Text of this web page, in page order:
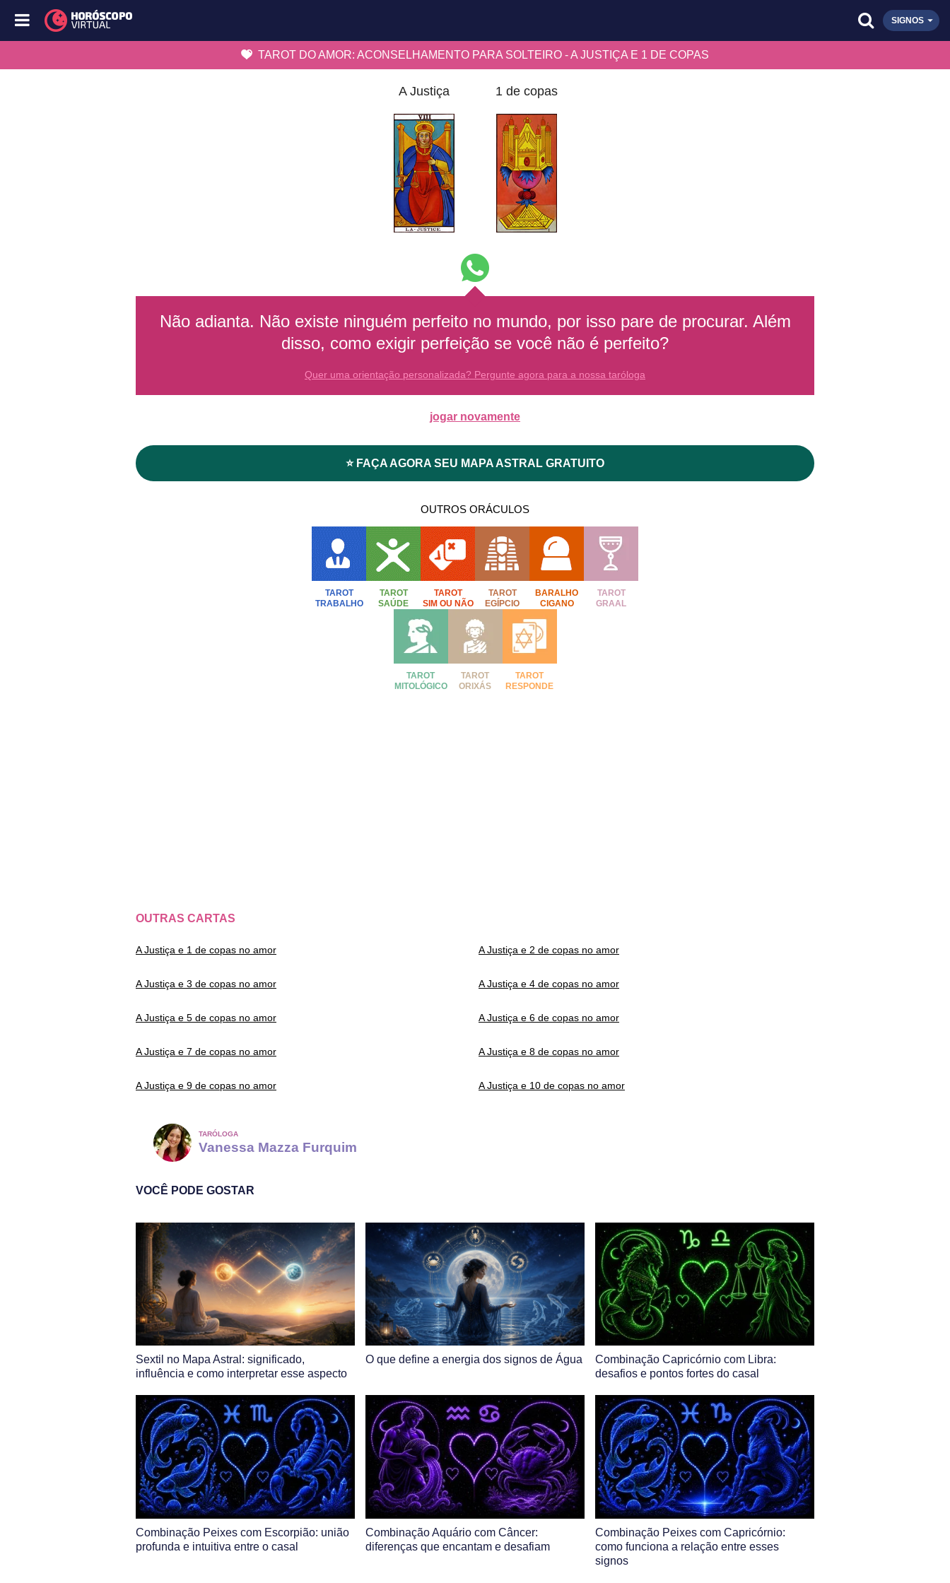
SIGNOS
TAROT DO AMOR: ACONSELHAMENTO PARA SOLTEIRO - A JUSTIÇA E 1 DE COPAS
A Justiça 1 de copas
Não adianta. Não existe ninguém perfeito no mundo, por isso pare de procurar. Além
disso, como exigir perfeição se você não é perfeito?
Quer uma orientação personalizada? Pergunte agora para a nossa taróloga
jogar novamente
⭐ FAÇA AGORA SEU MAPA ASTRAL GRATUITO
OUTROS ORÁCULOS
TAROT
TRABALHO
TAROT
SAÚDE
TAROT
SIM OU NÃO
TAROT
EGÍPCIO
BARALHO
CIGANO
TAROT
GRAAL
TAROT
MITOLÓGICO
TAROT
ORIXÁS
TAROT
RESPONDE
OUTRAS CARTAS
A Justiça e 1 de copas no amor A Justiça e 2 de copas no amor
A Justiça e 3 de copas no amor A Justiça e 4 de copas no amor
A Justiça e 5 de copas no amor A Justiça e 6 de copas no amor
A Justiça e 7 de copas no amor A Justiça e 8 de copas no amor
A Justiça e 9 de copas no amor A Justiça e 10 de copas no amor
TARÓLOGA
Vanessa Mazza Furquim
VOCÊ PODE GOSTAR
Sextil no Mapa Astral: significado,
influência e como interpretar esse aspecto
O que define a energia dos signos de Água
Combinação Capricórnio com Libra:
desafios e pontos fortes do casal
Combinação Peixes com Escorpião: união
profunda e intuitiva entre o casal
Combinação Aquário com Câncer:
diferenças que encantam e desafiam
Combinação Peixes com Capricórnio:
como funciona a relação entre esses
signos